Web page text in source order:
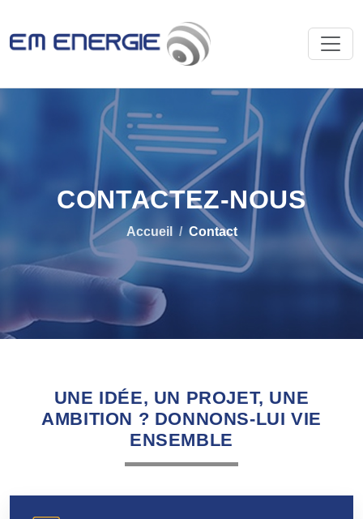
CONTACTEZ-NOUS
Accueil Contact
UNE IDÉE, UN PROJET, UNE
AMBITION ? DONNONS-LUI VIE
ENSEMBLE